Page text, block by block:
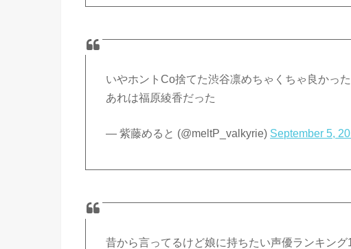
いやホントCo捨てた渋谷凛めちゃくちゃ良かった
あれは福原綾香だった
— 紫藤めると (@meltP_valkyrie) September 5,
昔から言ってるけど娘に持ちたい声優ランキン